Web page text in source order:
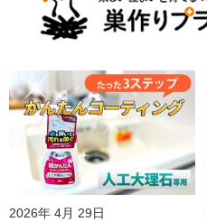
2026年 4月 29日